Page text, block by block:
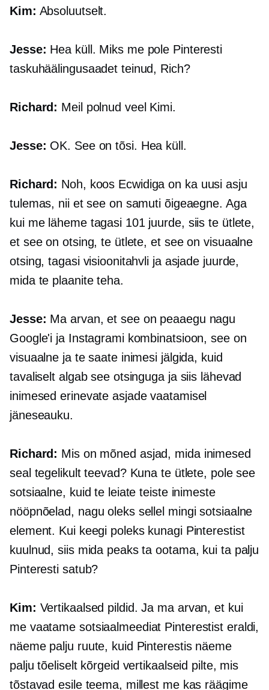
Kim: Absoluutselt.
Jesse: Hea küll. Miks me pole Pinteresti
taskuhäälingusaadet teinud, Rich?
Richard: Meil polnud veel Kimi.
Jesse: OK. See on tõsi. Hea küll.
Richard: Noh, koos Ecwidiga on ka uusi asju
tulemas, nii et see on samuti õigeaegne. Aga
kui me läheme tagasi 101 juurde, siis te ütlete,
et see on otsing, te ütlete, et see on visuaalne
otsing, tagasi visioonitahvli ja asjade juurde,
mida te plaanite teha.
Jesse: Ma arvan, et see on peaaegu nagu
Google'i ja Instagrami kombinatsioon, see on
visuaalne ja te saate inimesi jälgida, kuid
tavaliselt algab see otsinguga ja siis lähevad
inimesed erinevate asjade vaatamisel
jäneseauku.
Richard: Mis on mõned asjad, mida inimesed
seal tegelikult teevad? Kuna te ütlete, pole see
sotsiaalne, kuid te leiate teiste inimeste
nööpnõelad, nagu oleks sellel mingi sotsiaalne
element. Kui keegi poleks kunagi Pinterestist
kuulnud, siis mida peaks ta ootama, kui ta palju
Pinteresti satub?
Kim: Vertikaalsed pildid. Ja ma arvan, et kui
me vaatame sotsiaalmeediat Pinterestist eraldi,
näeme palju ruute, kuid Pinterestis näeme
palju tõeliselt kõrgeid vertikaalseid pilte, mis
tõstavad esile teema, millest me kas räägime